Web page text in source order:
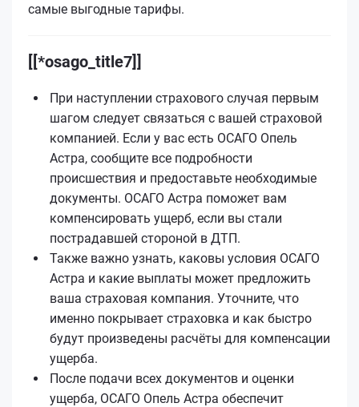
самые выгодные тарифы.
[[*osago_title7]]
При наступлении страхового случая первым
шагом следует связаться с вашей страховой
компанией. Если у вас есть ОСАГО Опель
Астра, сообщите все подробности
происшествия и предоставьте необходимые
документы. ОСАГО Астра поможет вам
компенсировать ущерб, если вы стали
пострадавшей стороной в ДТП.
Также важно узнать, каковы условия ОСАГО
Астра и какие выплаты может предложить
ваша страховая компания. Уточните, что
именно покрывает страховка и как быстро
будут произведены расчёты для компенсации
ущерба.
После подачи всех документов и оценки
ущерба, ОСАГО Опель Астра обеспечит